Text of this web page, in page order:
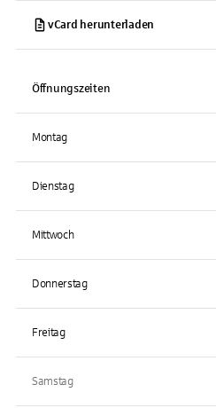
vCard herunterladen
Öffnungszeiten
Montag
Dienstag
Mittwoch
Donnerstag
Freitag
Samstag